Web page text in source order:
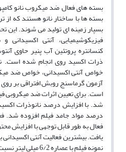
بسته های فعال ضد میکروب نانو
بسته ها با ساختار نانو هستند که از
بسپار زمینه ای تولید می شوند.
فیزیکوشیمیایی، آنتی
کنسانتره پروتئین آب پنیر حاوی
ذرات اکسید روی انجام شده است.
خواص آنتی اکسیدانی، خواص ضد
آزمون گرماسنج روبش افتراقی بر
است. برای تعیین اثرات ضد میکروبی
شد. با افزایش درصد نانوذرات
درصد مواد جامد فیلم افزوده شد.
فعال به طور قابل توجهی با افزایش
نمونه فیلم با